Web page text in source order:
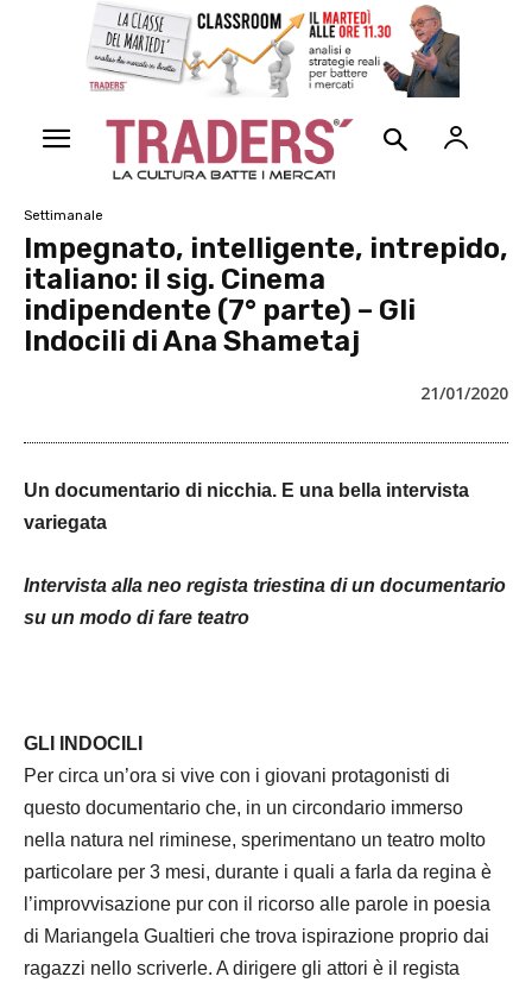
Settimanale
Impegnato, intelligente, intrepido,
italiano: il sig. Cinema
indipendente (7° parte) – Gli
Indocili di Ana Shametaj
21/01/2020
Un documentario di nicchia. E una bella intervista
variegata
Intervista alla neo regista triestina di un documentario
su un modo di fare teatro
GLI INDOCILI
Per circa un’ora si vive con i giovani protagonisti di
questo documentario che, in un circondario immerso
nella natura nel riminese, sperimentano un teatro molto
particolare per 3 mesi, durante i quali a farla da regina è
l’improvvisazione pur con il ricorso alle parole in poesia
di Mariangela Gualtieri che trova ispirazione proprio dai
ragazzi nello scriverle. A dirigere gli attori è il regista